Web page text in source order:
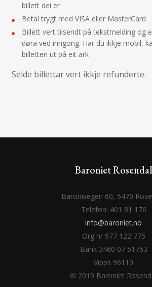
billett dei er
Betal trygt med VISA eller MasterCard
Billett vert tilsendt på tekstmelding og
døra ved inngong. Har du ikkje mobil,
billetten ut på eit ark
Selde billettar vert ikkje refunderte.
Baroniet Rosendal
Baronivegen 60, 5470
Telefon: 401 81 176
info@baroniet.no
Org nr 977 122 775
Bank 3460 07 51753
Vipps 96110
© 2019 Baroniet